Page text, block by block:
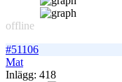
offline
#51106
Mat
Inlägg: 418